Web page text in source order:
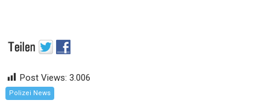
Post Views: 3.006
Polizei News